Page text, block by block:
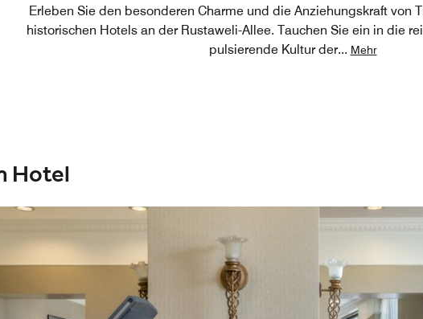
Erleben Sie den besonderen Charme und die Anziehungskraft von
historischen Hotels an der Rustaweli-Allee. Tauchen Sie ein in die
pulsierende Kultur der... Mehr
Hotel